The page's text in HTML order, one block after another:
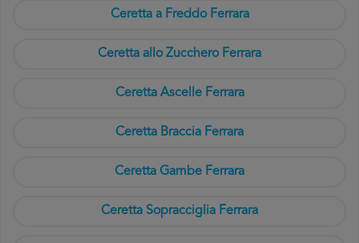
Ceretta a Freddo Ferrara
Ceretta allo Zucchero Ferrara
Ceretta Ascelle Ferrara
Ceretta Braccia Ferrara
Ceretta Gambe Ferrara
Ceretta Sopracciglia Ferrara